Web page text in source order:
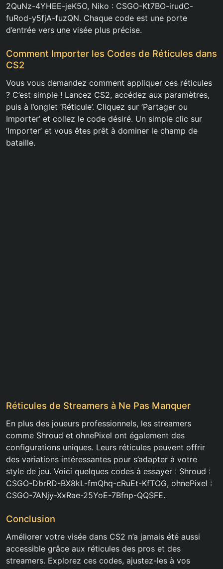
2QuNz-4YHEE-jeK5O, Niko : CSGO-Kt7BO-irudC-
fuRod-y5fjA-fuzQN. Chaque code est une porte
d’entrée vers une visée plus précise.
Comment Importer les Codes de Réticules dans
CS2
Vous vous demandez comment appliquer ces réticules
? C’est simple ! Lancez CS2, accédez aux paramètres,
puis à l’onglet ‘Réticule’. Cliquez sur ‘Partager ou
Importer’ et collez le code désiré. Un simple clic sur
‘Importer’ et vous êtes prêt à dominer le champ de
bataille.
Réticules de Streamers à Ne Pas Manquer
En plus des joueurs professionnels, les streamers
comme Shroud et ohnePixel ont également des
configurations uniques. Leurs réticules peuvent offrir
des variations intéressantes pour s’adapter à votre
style de jeu. Voici quelques codes à essayer : Shroud :
CSGO-DbrRD-BX8kL-fmQhq-cRuEt-KfTOG, ohnePixel :
CSGO-7ANjy-XxRae-25YoE-7Bfnp-QQSFE.
Conclusion
Améliorer votre visée dans CS2 n’a jamais été aussi
accessible grâce aux réticules des pros et des
streamers. Explorez ces codes, ajustez-les à vos